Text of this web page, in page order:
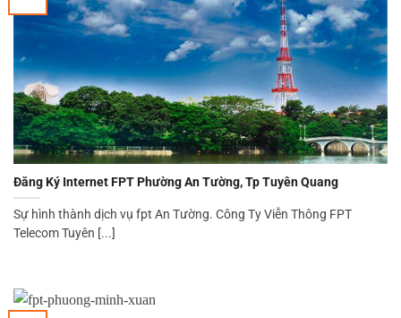
Đăng Ký Internet FPT Phường An Tường, Tp Tuyên Quang
Sự hình thành dịch vụ fpt An Tường. Công Ty Viễn Thông FPT
Telecom Tuyên [...]